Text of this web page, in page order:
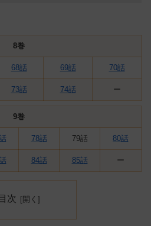
8巻
68話 69話 70話
73話 74話 ー
9巻
78話 79話 80話
84話 85話 ー
目次